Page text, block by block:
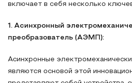
включает в себя несколько
1. Асинхронный
преобразователь (АЭМП):
Асинхронные
являются основой этой